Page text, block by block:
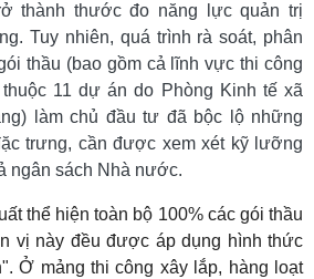
thành thước đo năng lực quản trị
Tuy nhiên, quá trình rà soát, phân
thầu (bao gồm cả lĩnh vực thi công
11 dự án do Phòng Kinh tế xã
làm chủ đầu tư đã bộc lộ những
trưng, cần được xem xét kỹ lưỡng
ngân sách Nhà nước.
thể hiện toàn bộ 100% các gói thầu
vị này đều được áp dụng hình thức
Ở mảng thi công xây lắp, hàng loạt